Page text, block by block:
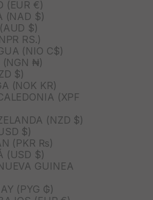
(EUR €)
(NAD $)
$)
RS.)
(NIO C$)
(NGN ₦)
$)
(NOK KR)
(XPF
(NZD $)
$)
(PKR ₨)
(USD $)
GUINEA
(PYG ₲)